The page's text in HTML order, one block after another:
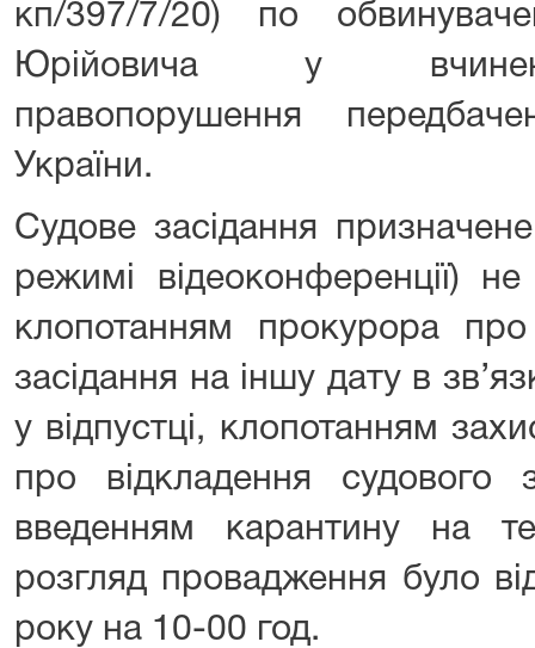
кп/397/7/20) по
Юрійовича у
правопорушення
України.
Судове засідання
режимі відеоконференції)
клопотанням прокурора про
засідання на іншу дату в
у відпустці, клопотанням
про відкладення судового
введенням карантину на
розгляд провадження було
року на 10-00 год.